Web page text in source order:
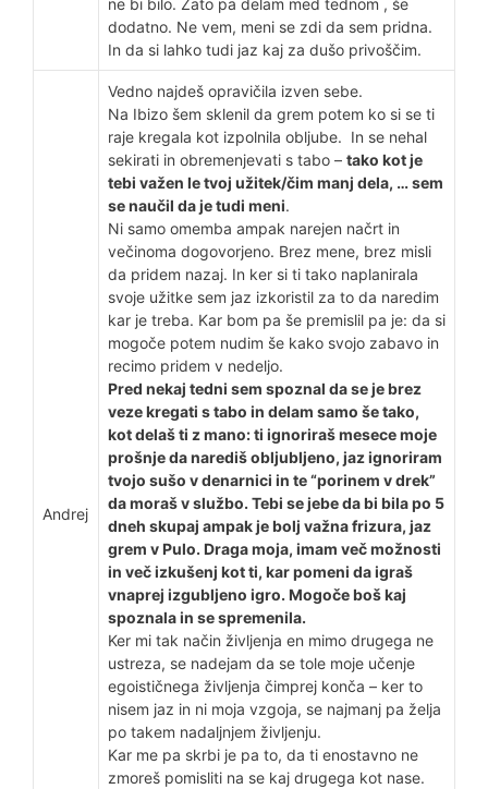
ne bi bilo. Zato pa delam med tednom , še
dodatno. Ne vem, meni se zdi da sem pridna.
In da si lahko tudi jaz kaj za dušo privoščim.
Andrej
Vedno najdeš opravičila izven sebe.
Na Ibizo šem sklenil da grem potem ko si se ti
raje kregala kot izpolnila obljube. In se nehal
sekirati in obremenjevati s tabo – tako kot je
tebi važen le tvoj užitek/čim manj dela, … sem
se naučil da je tudi meni.
Ni samo omemba ampak narejen načrt in
večinoma dogovorjeno. Brez mene, brez misli
da pridem nazaj. In ker si ti tako naplanirala
svoje užitke sem jaz izkoristil za to da naredim
kar je treba. Kar bom pa še premislil pa je: da si
mogoče potem nudim še kako svojo zabavo in
recimo pridem v nedeljo.
Pred nekaj tedni sem spoznal da se je brez
veze kregati s tabo in delam samo še tako,
kot delaš ti z mano: ti ignoriraš mesece moje
prošnje da narediš obljubljeno, jaz ignoriram
tvojo sušo v denarnici in te “porinem v drek”
da moraš v službo. Tebi se jebe da bi bila po 5
dneh skupaj ampak je bolj važna frizura, jaz
grem v Pulo. Draga moja, imam več možnosti
in več izkušenj kot ti, kar pomeni da igraš
vnaprej izgubljeno igro. Mogoče boš kaj
spoznala in se spremenila.
Ker mi tak način življenja en mimo drugega ne
ustreza, se nadejam da se tole moje učenje
egoističnega življenja čimprej konča – ker to
nisem jaz in ni moja vzgoja, se najmanj pa želja
po takem nadaljnjem življenju.
Kar me pa skrbi je pa to, da ti enostavno ne
zmoreš pomisliti na se kaj drugega kot nase.